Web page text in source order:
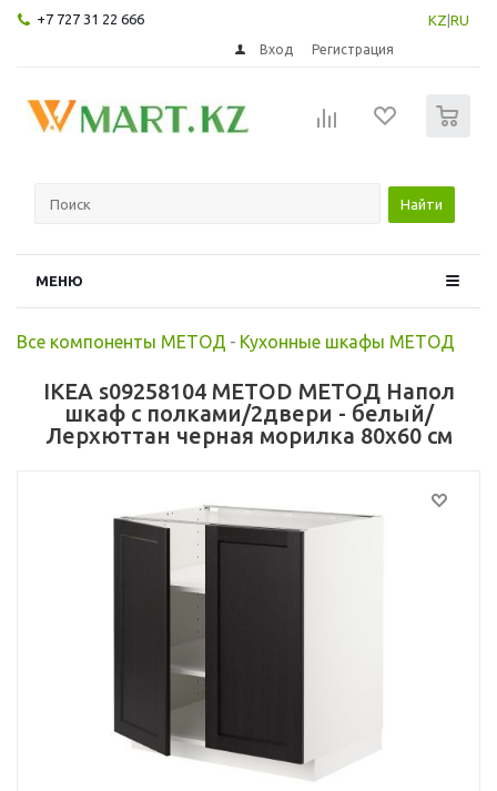
+7 727 31 22 666 KZ RU
Вход Регистрация
Найти
МЕНЮ
Все компоненты МЕТОД - Кухонные шкафы МЕТОД
IKEA s09258104 METOD МЕТОД Напол
шкаф с полками/2двери - белый/
Лерхюттан черная морилка 80x60 см